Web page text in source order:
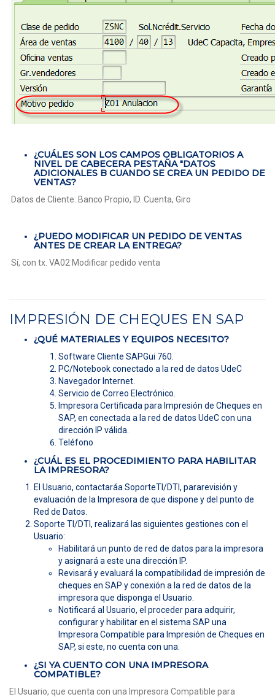
¿CUÁLES SON LOS CAMPOS OBLIGATORIOS A
NIVEL DE CABECERA PESTAÑA "DATOS
ADICIONALES B CUANDO SE CREA UN PEDIDO DE
VENTAS?
Datos de Cliente: Banco Propio, ID. Cuenta, Giro
¿PUEDO MODIFICAR UN PEDIDO DE VENTAS
ANTES DE CREAR LA ENTREGA?
Sí, con tx. VA02 Modificar pedido venta
IMPRESIÓN DE CHEQUES EN SAP
¿QUÉ MATERIALES Y EQUIPOS NECESITO?
Software Cliente SAPGui 760.
PC/Notebook conectado a la red de datos UdeC
Navegador Internet.
Servicio de Correo Electrónico.
Impresora Certificada para Impresión de Cheques en
SAP, en conectada a la red de datos UdeC con una
dirección IP válida.
Teléfono
¿CUÁL ES EL PROCEDIMIENTO PARA HABILITAR
LA IMPRESORA?
El Usuario, contactaráa SoporteTI/DTI, pararevisión y
evaluación de la Impresora de que dispone y del punto de
Red de Datos.
Soporte TI/DTI, realizará las siguientes gestiones con el
Usuario:
Habilitará un punto de red de datos para la impresora
y asignará a este una dirección IP.
Revisará y evaluará la compatibilidad de impresión de
cheques en SAP y conexión a la red de datos de la
impresora que disponga el Usuario.
Notificará al Usuario, el proceder para adquirir,
configurar y habilitar en el sistema SAP una
Impresora Compatible para Impresión de Cheques en
SAP, si este, no cuenta con una.
¿SI YA CUENTO CON UNA IMPRESORA
COMPATIBLE?
El Usuario, que cuenta con una Impresora Compatible para